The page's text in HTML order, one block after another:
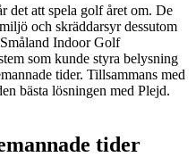
det att spela golf året om. De
och skräddarsyr dessutom
Indoor Golf
som kunde styra belysning
tider. Tillsammans med
bästa lösningen med Plejd.
tider